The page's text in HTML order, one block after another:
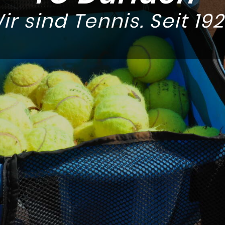
sind Tennis. Seit